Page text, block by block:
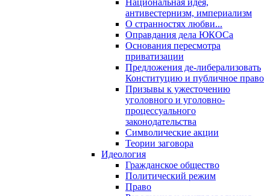
Национальная идея,
антивестернизм, империализм
О странностях любви...
Оправдания дела ЮКОСа
Основания пересмотра
приватизации
Предложения де-либерализовать
Конституцию и публичное право
Призывы к ужесточению
уголовного и уголовно-
процессуального
законодательства
Символические акции
Теории заговора
Идеология
Гражданское общество
Политический режим
Право